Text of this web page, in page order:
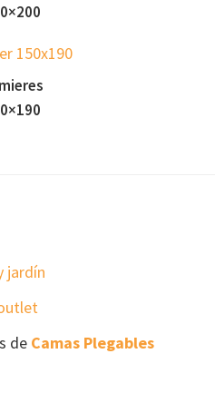
jardín
de Camas Plegables